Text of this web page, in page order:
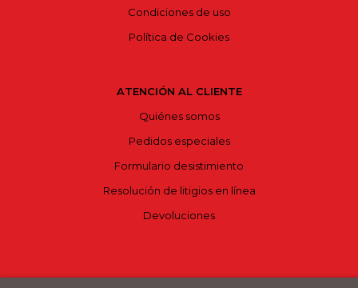
Condiciones de uso
Política de Cookies
ATENCIÓN AL CLIENTE
Quiénes somos
Pedidos especiales
Formulario desistimiento
Resolución de litigios en línea
Devoluciones